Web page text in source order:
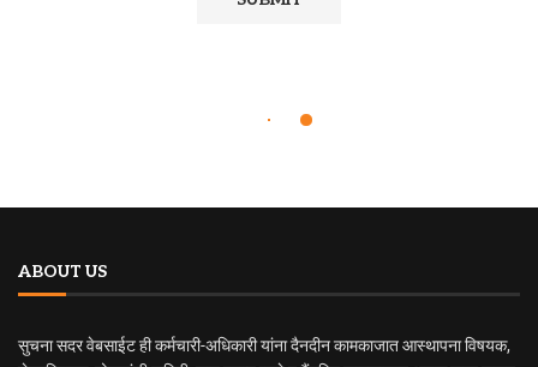
ABOUT US
सुचना सदर वेबसाईट ही कर्मचारी-अधिकारी यांना दैनदीन कामकाजात आस्थापना विषयक,